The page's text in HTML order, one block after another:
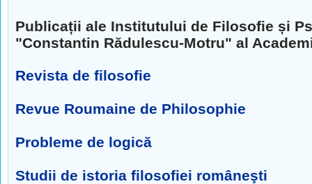
Publicații ale Institutului de Filosofie și
"Constantin Rădulescu-Motru" al
Revista de filosofie
Revue Roumaine de Philosophie
Probleme de logică
Studii de istoria filosofiei româneşti